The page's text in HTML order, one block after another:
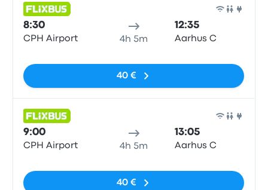
8:30
CPH Airport 4h 5m
12:35
Aarhus C
40 €
9:00
CPH Airport 4h 5m
13:05
Aarhus C
40 €